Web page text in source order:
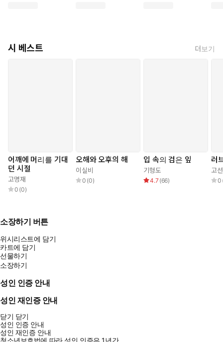
시 베스트 더보기
어깨에 머리를 기대
던 시절
고명재
0 (0)
오해와 오후의 해
이실비
0 (0)
입 속의 검은 잎
기형도
4.7 (66)
러
고
0
소장하기 버튼
위시리스트에 담기
카트에 담기
선물하기
소장하기
성인 인증 안내
성인 재인증 안내
닫기 닫기
성인 인증 안내
성인 재인증 안내
청소년보호법에 따라 성인 인증은 1년간